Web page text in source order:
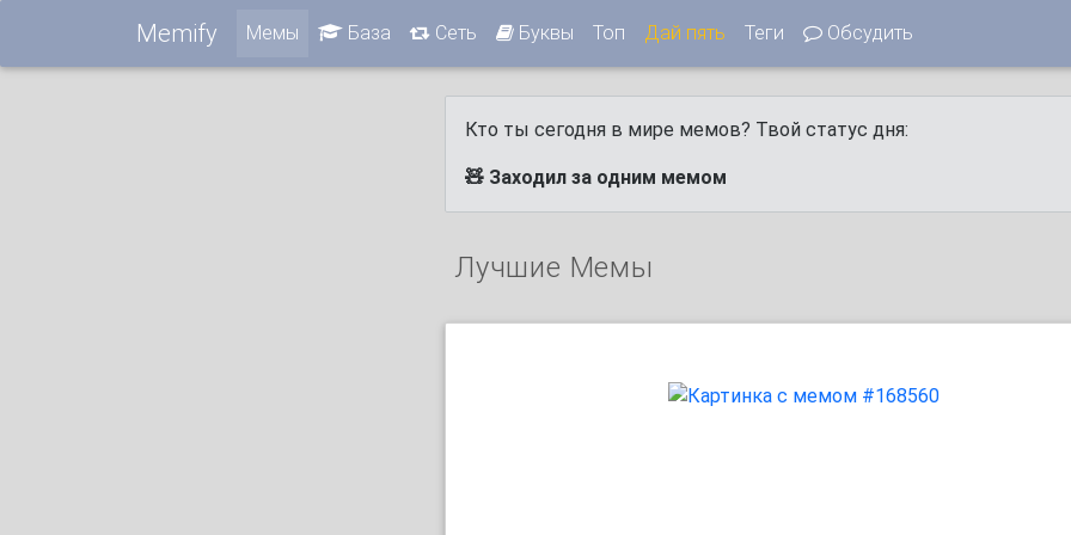
Memify Мемы База Сеть Буквы Топ Дай пять Теги Обсудить
Кто ты сегодня в мире мемов? Твой статус дня:
🧸 Заходил за одним мемом
Лучшие Мемы